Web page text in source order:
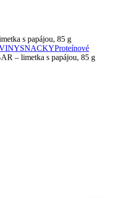
s papájou, 85 g
SNACKYProteínové
– limetka s papájou, 85 g